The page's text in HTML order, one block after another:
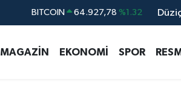
BITCOIN 64.927,78 %1.32
EURO 55,0398 %-0.02
MAGAZİN EKONOMİ SPOR